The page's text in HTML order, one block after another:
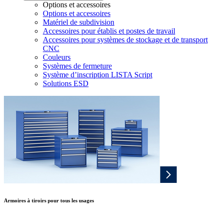
Options et accessoires
Options et accessoires
Matériel de subdivision
Accessoires pour établis et postes de travail
Accessoires pour systèmes de stockage et de transport
CNC
Couleurs
Systèmes de fermeture
Système d’inscription LISTA Script
Solutions ESD
Armoires à tiroirs pour tous les usages